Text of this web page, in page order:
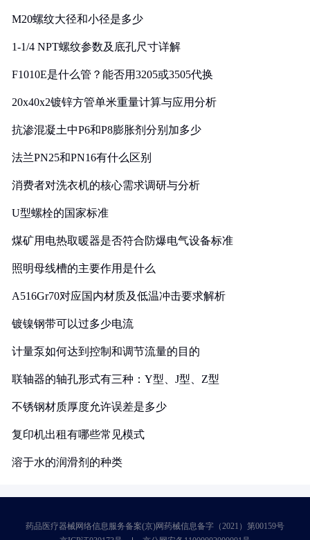
M20螺纹大径和小径是多少
1-1/4 NPT螺纹参数及底孔尺寸详解
F1010E是什么管？能否用3205或3505代换
20x40x2镀锌方管单米重量计算与应用分析
抗渗混凝土中P6和P8膨胀剂分别加多少
法兰PN25和PN16有什么区别
消费者对洗衣机的核心需求调研与分析
U型螺栓的国家标准
煤矿用电热取暖器是否符合防爆电气设备标准
照明母线槽的主要作用是什么
A516Gr70对应国内材质及低温冲击要求解析
镀镍钢带可以过多少电流
计量泵如何达到控制和调节流量的目的
联轴器的轴孔形式有三种：Y型、J型、Z型
不锈钢材质厚度允许误差是多少
复印机出租有哪些常见模式
溶于水的润滑剂的种类
药品医疗器械网络信息服务备案(京)网药械信息备字（2021）第00159号